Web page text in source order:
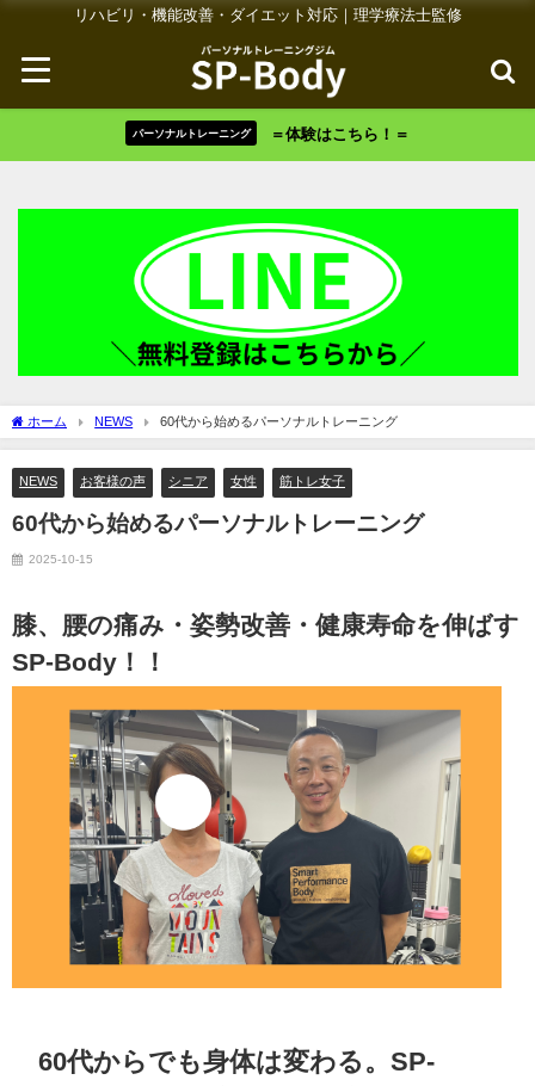
リハビリ・機能改善・ダイエット対応｜理学療法士監修
パーソナルトレーニング ＝体験はこちら！＝
ホーム NEWS 60代から始めるパーソナルトレーニング
NEWS お客様の声 シニア 女性 筋トレ女子
60代から始めるパーソナルトレーニング
2025-10-15
膝、腰の痛み・姿勢改善・健康寿命を伸ばす
SP-Body！！
60代からでも身体は変わる。SP-